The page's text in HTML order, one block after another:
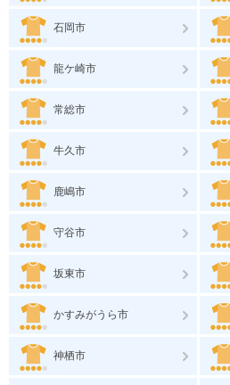
石岡市
龍ケ崎市
常総市
牛久市
鹿嶋市
守谷市
坂東市
かすみがうら市
神栖市